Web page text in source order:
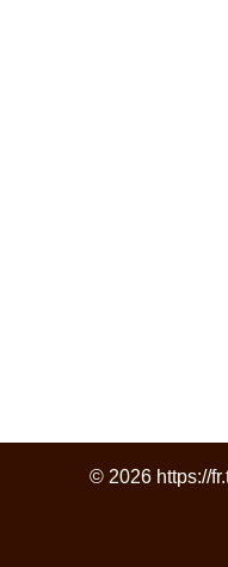
© 2026 https://